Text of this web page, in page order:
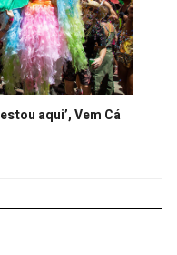
aqui’, Vem Cá